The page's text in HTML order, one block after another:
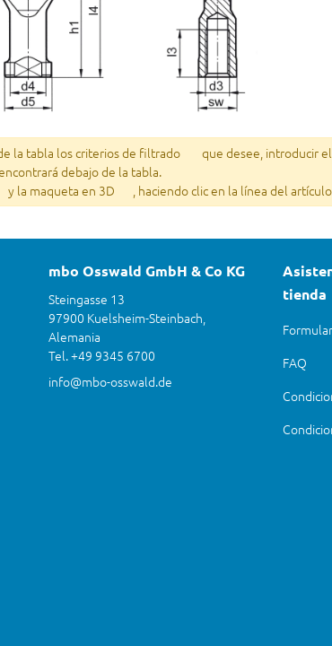
la tabla los criterios de filtrado que desee, introducir
debajo de la tabla.
y la maqueta en 3D , haciendo clic en la línea del
mbo Osswald GmbH & Co KG
Steingasse 13
97900 Kuelsheim-Steinbach,
Alemania
Tel. +49 9345 6700
info@mbo-osswald.de
tienda
FAQ